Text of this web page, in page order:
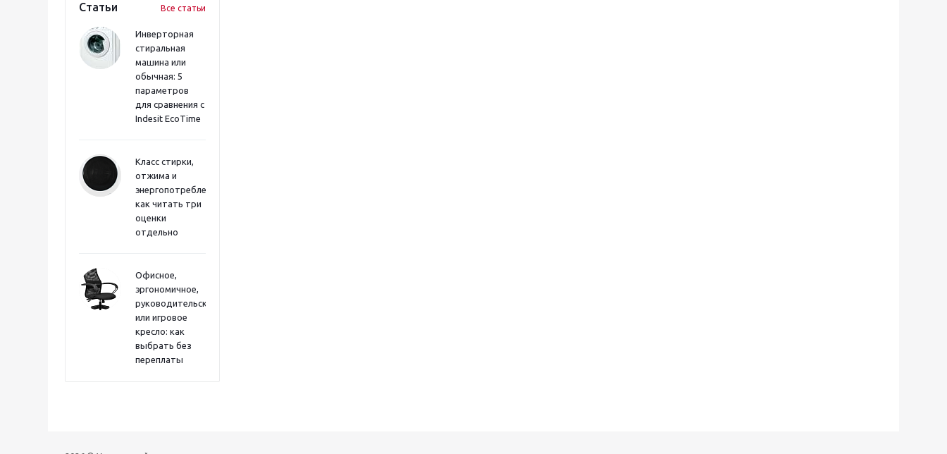
Статьи Все статьи
Инверторная
стиральная
машина или
обычная: 5
параметров
для сравнения с
Indesit EcoTime
Класс стирки,
отжима и
энергопотребления:
как читать три
оценки
отдельно
Офисное,
эргономичное,
руководительское
или игровое
кресло: как
выбрать без
переплаты